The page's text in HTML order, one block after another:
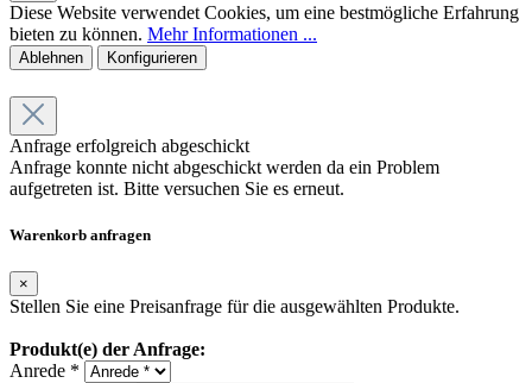
Diese Website verwendet Cookies, um eine bestmögliche Erfahrung
bieten zu können. Mehr Informationen ...
Ablehnen Konfigurieren
Anfrage erfolgreich abgeschickt
Anfrage konnte nicht abgeschickt werden da ein Problem
aufgetreten ist. Bitte versuchen Sie es erneut.
Warenkorb anfragen
×
Stellen Sie eine Preisanfrage für die ausgewählten Produkte.
Produkt(e) der Anfrage:
Anrede *